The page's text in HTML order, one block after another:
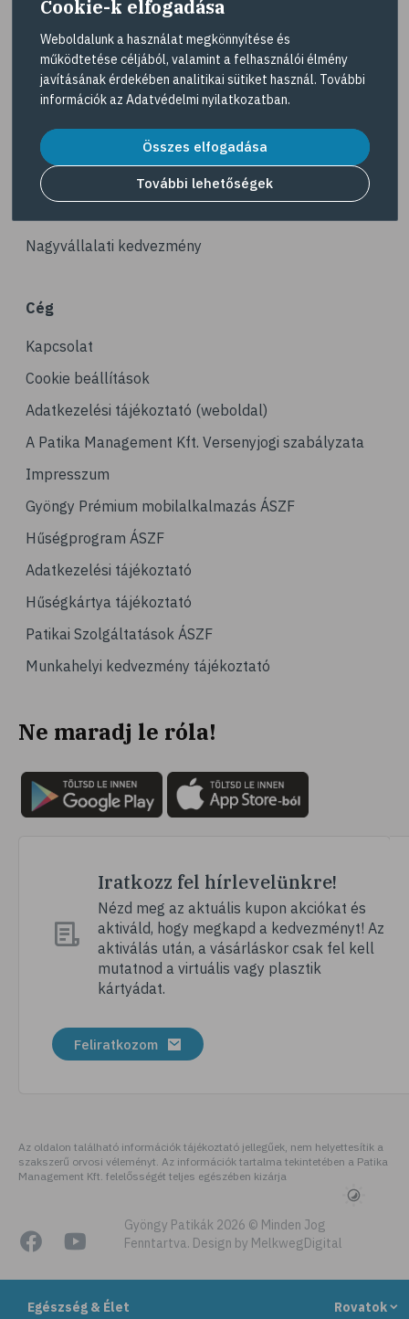
Egészség & Élet Rovatok
# A-vitamin
# ásványi anyagok
# magas vérnyomás
# vérnyomásmérés
# kardiológia
# szív- és érrendszer
# vérnyomáscsökkentés
# nátha
# megfázás
# influenza
# fertőző betegségek
# C-vitamin
# immunrendszer
# immunerősítés
# szellőztetés
# kézmosás
# Egészségmegőrzés
# Borbás Marcsi
# Gasztroangyal
# smoothie
# arctisztítás
# folyadékfogyasztás
# hasmenés
# ápolás
# akut betegség
# cukorbetegség
# szűrővizsgálatok
# túlsúly
# mammográfia
# EKG
elérhetőségeit a Gyógyszertár kereső
tekintheti meg.
Navigáció
Dermokozmetikumok
Gyöngy Patika Magazin
Nagyvállalati kedvezmény
Cég
Kapcsolat
Cookie beállítások
Adatkezelési tájékoztató (weboldal)
A Patika Management Kft. Versenyjogi szabályzata
Impresszum
Gyöngy Prémium mobilalkalmazás ÁSZF
Hűségprogram ÁSZF
Adatkezelési tájékoztató
Hűségkártya tájékoztató
Patikai Szolgáltatások ÁSZF
Munkahelyi kedvezmény tájékoztató
Ne maradj le róla!
Iratkozz fel hírlevelünkre!
Nézd meg az aktuális kupon akciókat és
aktiváld, hogy megkapd a kedvezményt! Az
aktiválás után, a vásárláskor csak fel kell
mutatnod a virtuális vagy plasztik
kártyádat.
Feliratkozom
Az oldalon található információk tájékoztató jellegűek, nem helyettesítik a
szakszerű orvosi véleményt. Az információk tartalma tekintetében a Patika
Management Kft. felelősségét teljes egészében kizárja
Gyöngy Patikák 2026 © Minden Jog
Fenntartva. Design by MelkwegDigital
Cookie-k elfogadása
Weboldalunk a használat megkönnyítése és
működtetése céljából, valamint a felhasználói élmény
javításának érdekében analitikai sütiket használ. További
információk az Adatvédelmi nyilatkozatban.
Összes elfogadása
További lehetőségek